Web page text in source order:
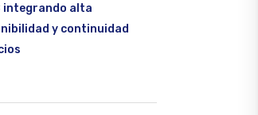
integrando alta
y continuidad